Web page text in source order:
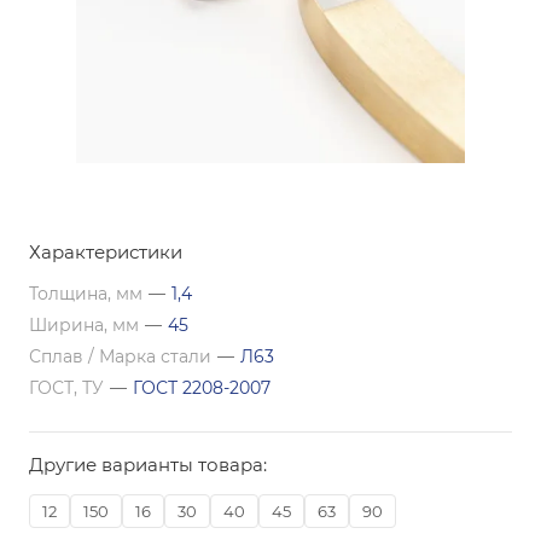
Характеристики
Толщина, мм — 1,4
Ширина, мм — 45
Сплав / Марка стали — Л63
ГОСТ, ТУ — ГОСТ 2208-2007
Другие варианты товара:
12 150 16 30 40 45 63 90